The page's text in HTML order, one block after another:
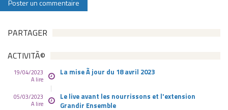
PARTAGER
ACTIVITÃ©
19/04/2023
A lire
La mise Ã jour du 18 avril 2023
05/03/2023
A lire
Le live avant les nourrissons et l'extension
Grandir Ensemble